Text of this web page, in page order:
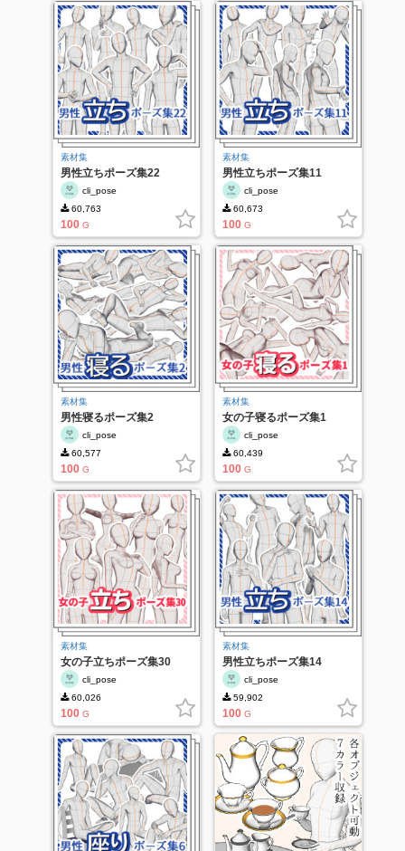
素材集
男性立ちポーズ集22
cli_pose
60,763
100 G
素材集
男性立ちポーズ集11
cli_pose
60,673
100 G
素材集
男性寝るポーズ集2
cli_pose
60,577
100 G
素材集
女の子寝るポーズ集1
cli_pose
60,439
100 G
素材集
女の子立ちポーズ集30
cli_pose
60,026
100 G
素材集
男性立ちポーズ集14
cli_pose
59,902
100 G